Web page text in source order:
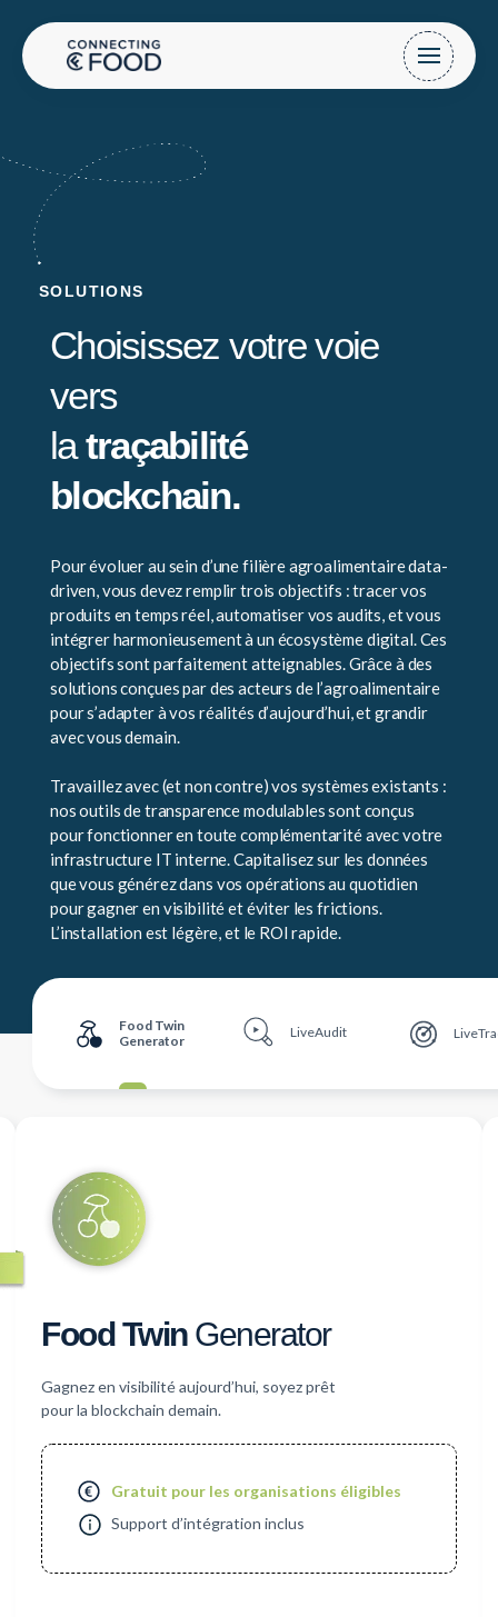
SOLUTIONS
Choisissez votre voie
vers
latraçabilité
blockchain.
Pour évoluer au sein d’une filière agroalimentaire data-
driven, vous devez remplir trois objectifs : tracer vos
produits en temps réel, automatiser vos audits, et vous
intégrer harmonieusement à un écosystème digital. Ces
objectifs sont parfaitement atteignables. Grâce à des
solutions conçues par des acteurs de l’agroalimentaire
pour s’adapter à vos réalités d’aujourd’hui, et grandir
avec vous demain.
Travaillez avec (et non contre) vos systèmes existants :
nos outils de transparence modulables sont conçus
pour fonctionner en toute complémentarité avec votre
infrastructure IT interne. Capitalisez sur les données
que vous générez dans vos opérations au quotidien
pour gagner en visibilité et éviter les frictions.
L’installation est légère, et le ROI rapide.
Food Twin
Generator
LiveAudit
Food TwinGenerator
Gagnez en visibilité aujourd’hui, soyez prêt
pour la blockchain demain.
Gratuit pour les organisations éligibles
Support d’intégration inclus